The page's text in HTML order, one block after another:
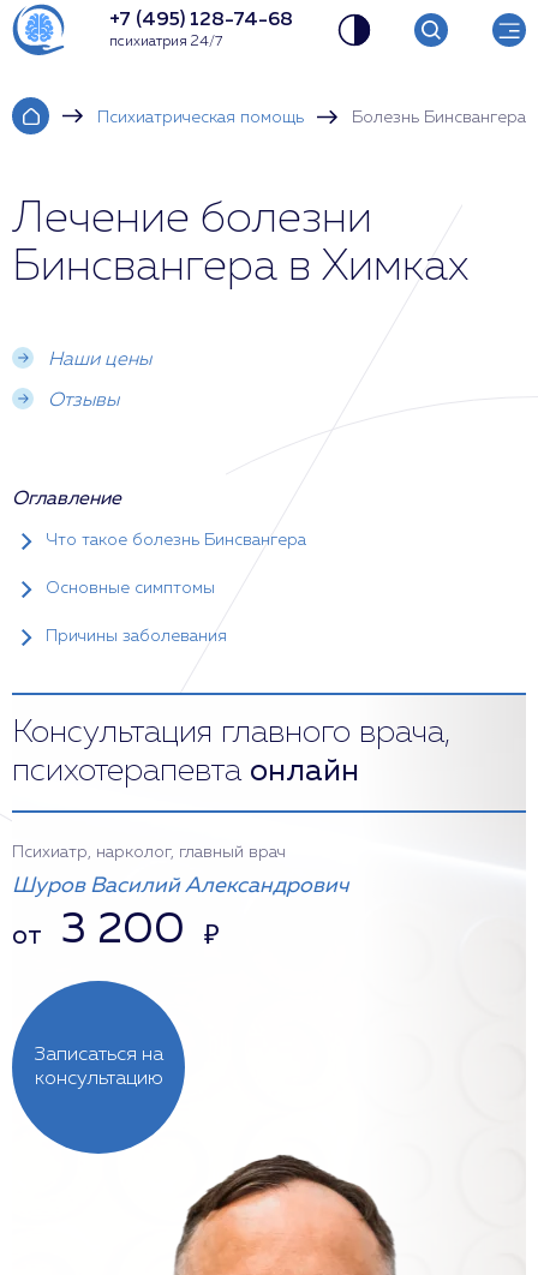
+7 (495) 128-74-68
психиатрия 24/7
Психиатрическая помощь Болезнь Бинсвангера
Лечение болезни
Бинсвангера в Химках
Наши цены
Отзывы
Оглавление
Что такое болезнь Бинсвангера
Основные симптомы
Причины заболевания
Консультация главного врача,
психотерапевта онлайн
Записаться на
консультацию
Психиатр, нарколог, главный врач
Шуров Василий Александрович
от 3 200 ₽